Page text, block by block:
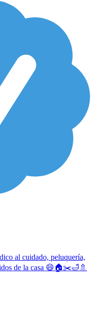
al cuidado, peluquería,
de la casa 😄🏠✂️🛁🚿